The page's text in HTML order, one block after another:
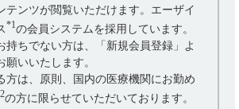
戻る
テンツが閲覧いただけます。エーザイ
*1の会員システムを採用しています。
持ちでない方は、「新規会員登録」よ
願いいたします。
方は、原則、国内の医療機関にお勤め
の方に限らせていただいております。